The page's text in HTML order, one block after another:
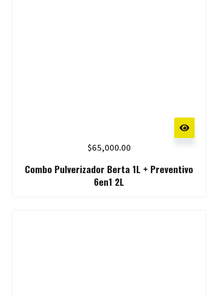
$65,000.00
Combo Pulverizador Berta 1L + Preventivo
6en1 2L